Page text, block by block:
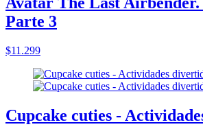
Parte 3
$11.299
Cupcake cuties -